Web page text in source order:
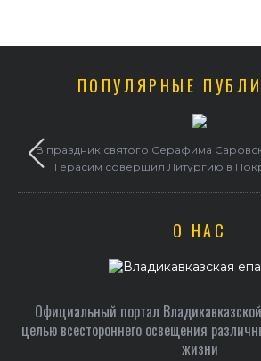
ПОПУЛЯРНЫЕ
В праздник святого Серафима
Герасим совершил Литургию в
О НАС
Официальный портал
целью всестороннего освещения
жизни